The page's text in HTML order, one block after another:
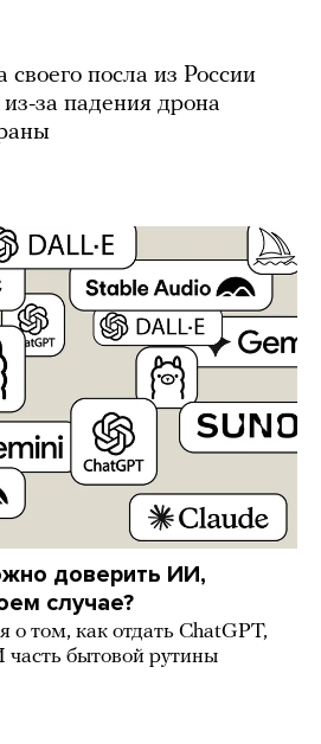
посла из России
за падения дрона
доверить ИИ,
случае?
о том, как отдать ChatGPT,
бытовой рутины